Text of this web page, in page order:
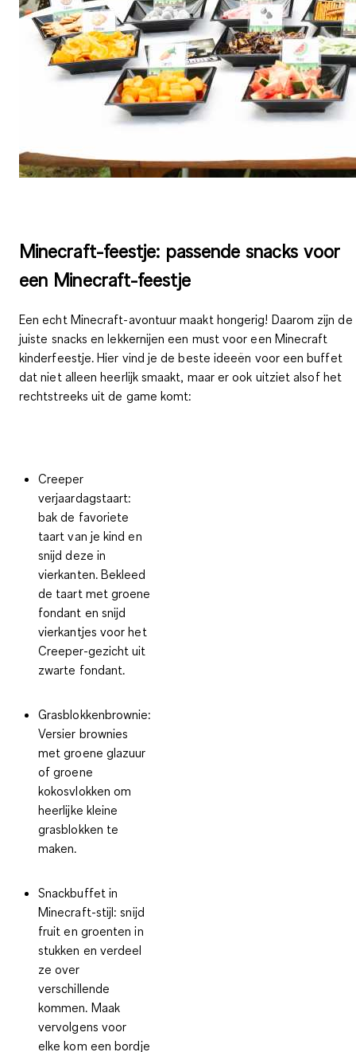
Minecraft-feestje: passende snacks voor
een Minecraft-feestje
Een echt Minecraft-avontuur maakt hongerig! Daarom zijn de
juiste snacks en lekkernijen een must voor een Minecraft
kinderfeestje. Hier vind je de beste ideeën voor een buffet
dat niet alleen heerlijk smaakt, maar er ook uitziet alsof het
rechtstreeks uit de game komt:
Creeper
verjaardagstaart:
bak de favoriete
taart van je kind en
snijd deze in
vierkanten. Bekleed
de taart met groene
fondant en snijd
vierkantjes voor het
Creeper-gezicht uit
zwarte fondant.
Grasblokkenbrownie:
Versier brownies
met groene glazuur
of groene
kokosvlokken om
heerlijke kleine
grasblokken te
maken.
Snackbuffet in
Minecraft-stijl: snijd
fruit en groenten in
stukken en verdeel
ze over
verschillende
kommen. Maak
vervolgens voor
elke kom een bordje